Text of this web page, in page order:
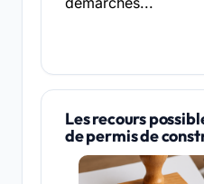
Les recours
de permis de